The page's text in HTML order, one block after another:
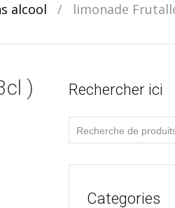
alcool / limonade
) Rechercher ici
Recherche
pour :
Categories